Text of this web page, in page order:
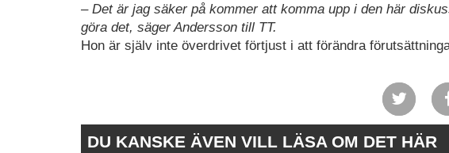
– Det är jag säker på kommer att komma upp i den här
göra det, säger Andersson till TT.
Hon är själv inte överdrivet förtjust i att förändra
DU KANSKE ÄVEN VILL LÄSA OM DET HÄR